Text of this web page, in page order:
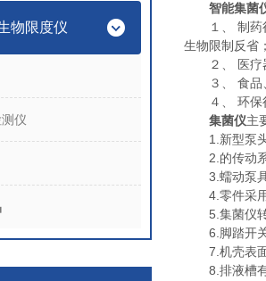
物限度仪
仪
智能集菌
１、 制药行
生物限制反省
２、 医疗器
３、 食品
４、 环保
集菌仪主
1.新型泵头
2.的传动系
3.蠕动泵具
4.零件采用
5.集菌仪转
6.脚踏开关
7.机壳表面
8.排液槽有